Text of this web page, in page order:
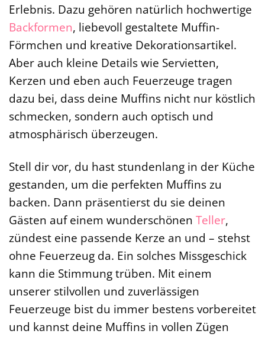
Erlebnis. Dazu gehören natürlich hochwertige
Backformen, liebevoll gestaltete Muffin-
Förmchen und kreative Dekorationsartikel.
Aber auch kleine Details wie Servietten,
Kerzen und eben auch Feuerzeuge tragen
dazu bei, dass deine Muffins nicht nur köstlich
schmecken, sondern auch optisch und
atmosphärisch überzeugen.
Stell dir vor, du hast stundenlang in der Küche
gestanden, um die perfekten Muffins zu
backen. Dann präsentierst du sie deinen
Gästen auf einem wunderschönen Teller,
zündest eine passende Kerze an und – stehst
ohne Feuerzeug da. Ein solches Missgeschick
kann die Stimmung trüben. Mit einem
unserer stilvollen und zuverlässigen
Feuerzeuge bist du immer bestens vorbereitet
und kannst deine Muffins in vollen Zügen